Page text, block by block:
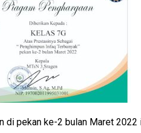
di pekan ke-2 bulan Maret